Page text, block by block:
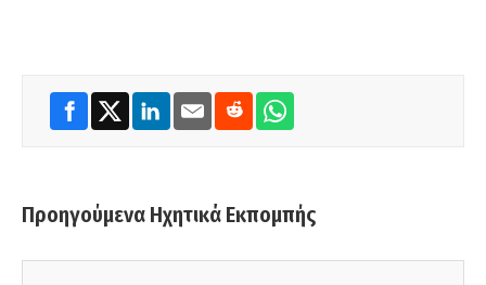
Προηγούμενα Ηχητικά Εκπομπής